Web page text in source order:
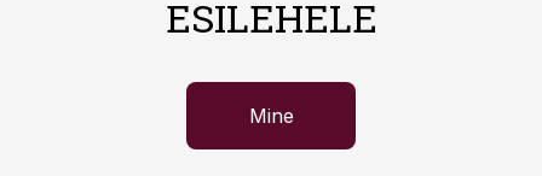
ESILEHELE
Mine